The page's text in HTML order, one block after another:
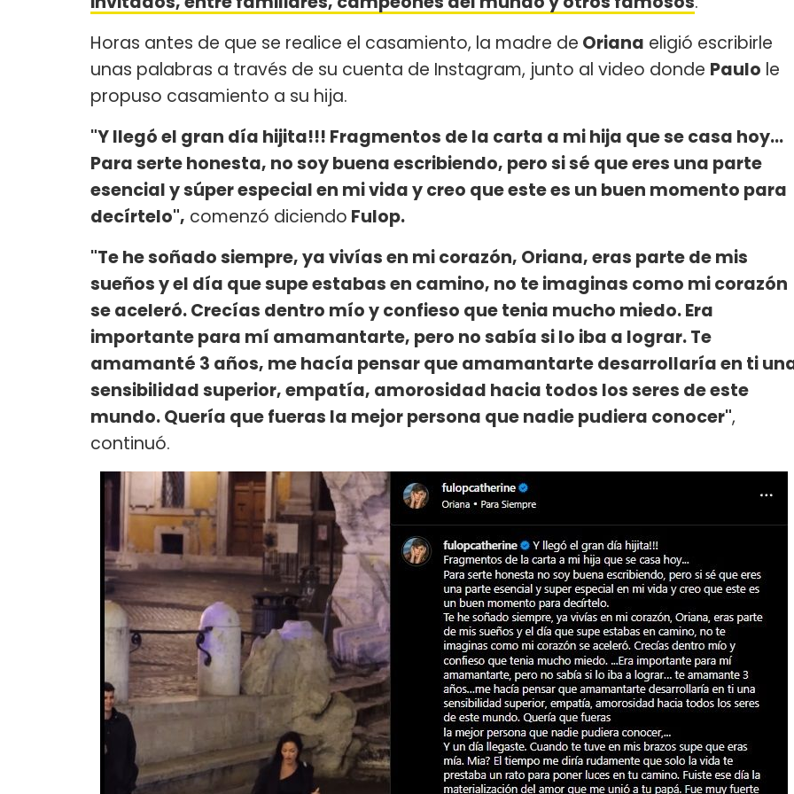
Horas antes de que se realice el casamiento, la madre de Oriana eligió escribirle
unas palabras a través de su cuenta de Instagram, junto al video donde Paulo le
propuso casamiento a su hija.
"Y llegó el gran día hijita!!! Fragmentos de la carta a mi hija que se casa hoy...
Para serte honesta, no soy buena escribiendo, pero si sé que eres una parte
esencial y súper especial en mi vida y creo que este es un buen momento para
decírtelo", comenzó diciendo Fulop.
"Te he soñado siempre, ya vivías en mi corazón, Oriana, eras parte de mis
sueños y el día que supe estabas en camino, no te imaginas como mi corazón
se aceleró. Crecías dentro mío y confieso que tenia mucho miedo. Era
importante para mí amamantarte, pero no sabía si lo iba a lograr. Te
amamanté 3 años, me hacía pensar que amamantarte desarrollaría en ti
sensibilidad superior, empatía, amorosidad hacia todos los seres de este
mundo. Quería que fueras la mejor persona que nadie pudiera conocer",
continuó.